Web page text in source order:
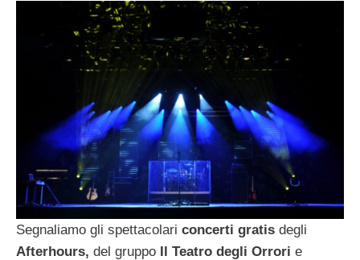
Segnaliamo gli spettacolari concerti gratis degli
Afterhours, del gruppo Il Teatro degli Orrori e